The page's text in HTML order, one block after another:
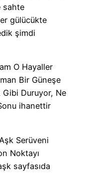
sahte
gülücükte
şimdi
O Hayaller
Bir Güneşe
Gibi Duruyor, Ne
ihanettir
Serüveni
Noktayı
sayfasıda